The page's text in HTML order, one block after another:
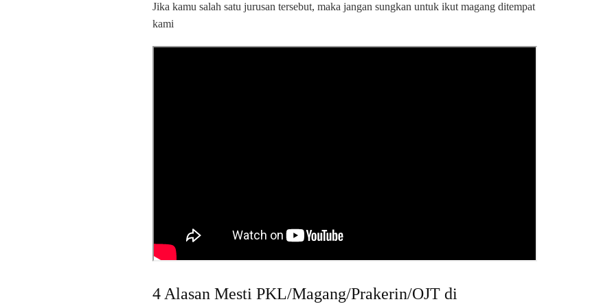
Jika kamu salah satu jurusan tersebut, maka jangan sungkan untuk ikut magang ditempat
kami
4 Alasan Mesti PKL/Magang/Prakerin/OJT di